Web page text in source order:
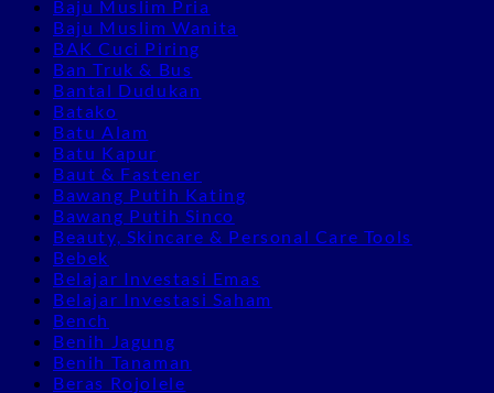
Baju Muslim Pria
Baju Muslim Wanita
BAK Cuci Piring
Ban Truk & Bus
Bantal Dudukan
Batako
Batu Alam
Batu Kapur
Baut & Fastener
Bawang Putih Kating
Bawang Putih Sinco
Beauty, Skincare & Personal Care Tools
Bebek
Belajar Investasi Emas
Belajar Investasi Saham
Bench
Benih Jagung
Benih Tanaman
Beras Rojolele